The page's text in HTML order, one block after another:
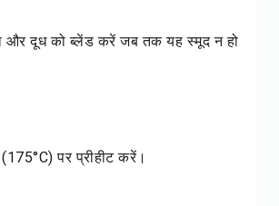
दूध को ब्लेंड करें जब तक यह स्मूद न हो
पर प्रीहीट करें।